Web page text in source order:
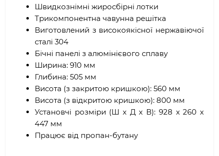
Швидкознімні жиросбірні лотки
Трикомпонентна чавунна решітка
Виготовлений з високоякісної нержавіючої
сталі 304
Бічні панелі з алюмінієвого сплаву
Ширина: 910 мм
Глибина: 505 мм
Висота (з закритою кришкою): 560 мм
Висота (з відкритою кришкою): 800 мм
Установчі розміри (Ш х Д х В): 928 х 260 х
447 мм
Працює від пропан-бутану